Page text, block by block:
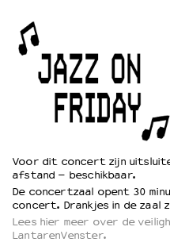
Voor dit concert zijn
afstand – beschikbaar.
De concertzaal opent 30
concert. Drankjes in de zaal
Lees hier meer over de
LantarenVenster.